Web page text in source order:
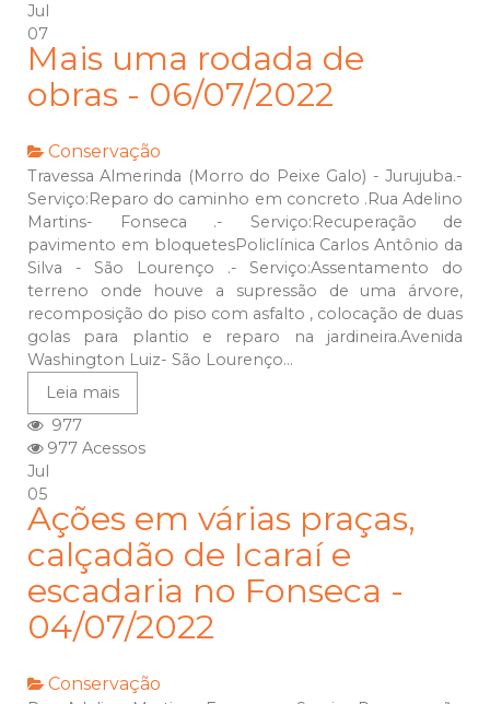
Jul
07
Mais uma rodada de
obras - 06/07/2022
Conservação
Travessa Almerinda (Morro do Peixe Galo) - Jurujuba.-
Serviço:Reparo do caminho em concreto .Rua Adelino
Martins- Fonseca .- Serviço:Recuperação de
pavimento em bloquetesPoliclínica Carlos Antônio da
Silva - São Lourenço .- Serviço:Assentamento do
terreno onde houve a supressão de uma árvore,
recomposição do piso com asfalto , colocação de duas
golas para plantio e reparo na jardineira.Avenida
Washington Luiz- São Lourenço...
Leia mais
977
977 Acessos
Jul
05
Ações em várias praças,
calçadão de Icaraí e
escadaria no Fonseca -
04/07/2022
Conservação